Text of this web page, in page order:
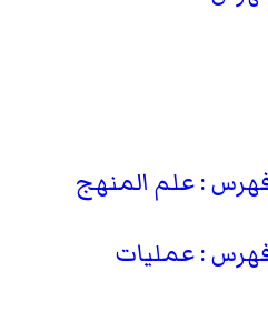
علم المنهج
عمليات